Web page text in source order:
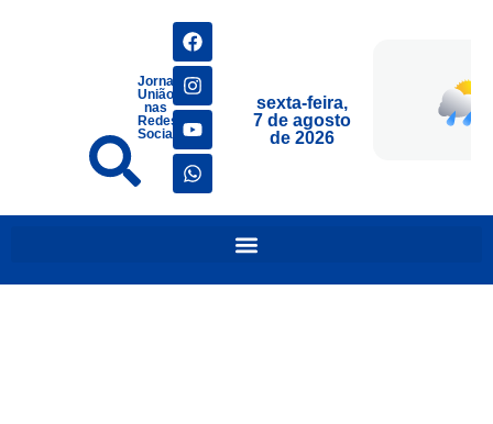
Jornais
União
nas
Redes
Sociais
sexta-feira,
7 de agosto
de 2026